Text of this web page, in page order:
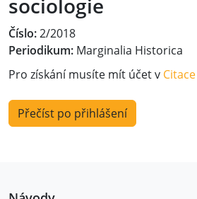
sociologie
Číslo:2/2018
Periodikum: Marginalia Historica
Pro získání musíte mít účet v
Přečíst po přihlášení